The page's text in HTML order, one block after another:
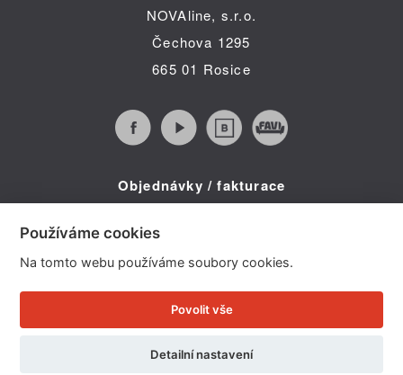
NOVAline, s.r.o.
Čechova 1295
665 01 Rosice
Objednávky / fakturace
Telefon: +420 734 322 587
E-mail: info@novaline.cz
Copyright © 2026 NOVAline, s r.o.
Používáme cookies
Na tomto webu používáme soubory cookies.
Povolit vše
Detailní nastavení